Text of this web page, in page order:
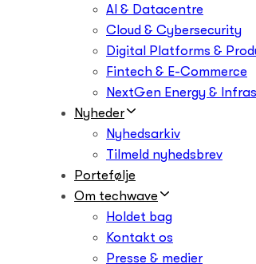
AI & Datacentre
Cloud & Cybersecurity
Digital Platforms &
Fintech & E-Commerce
NextGen Energy &
Nyheder
Nyhedsarkiv
Tilmeld nyhedsbrev
Portefølje
Om techwave
Holdet bag
Kontakt os
Presse & medier